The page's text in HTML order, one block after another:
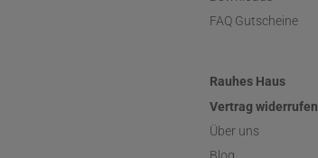
FAQ Gutscheine
Rauhes Haus
Vertrag widerrufen
Über uns